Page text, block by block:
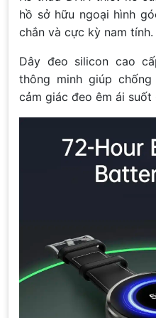
hồ sở hữu ngoại hình
chắn và cực kỳ nam tính.
Dây đeo silicon cao
thông minh giúp
cảm giác đeo êm ái suốt